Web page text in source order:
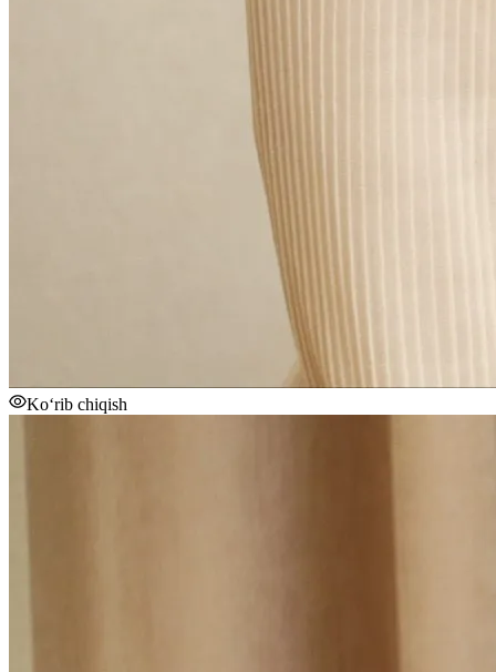
Ko‘rib chiqish